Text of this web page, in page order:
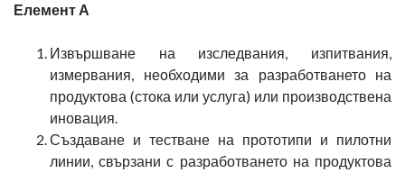
Елемент А
Извършване на изследвания, изпитвания,
измервания, необходими за разработването на
продуктова (стока или услуга) или производствена
иновация.
Създаване и тестване на прототипи и пилотни
линии, свързани с разработването на продуктова